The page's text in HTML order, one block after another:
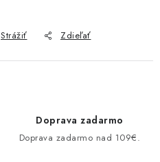
Strážiť Zdieľať
Doprava zadarmo
Doprava zadarmo nad 109€.